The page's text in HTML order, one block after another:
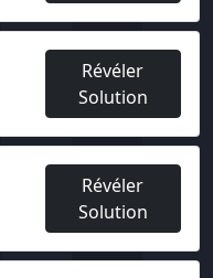
Révéler
Solution
Révéler
Solution